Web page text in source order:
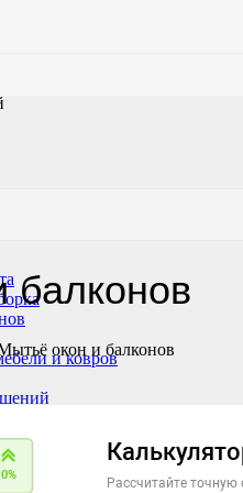
и ковров
балконов
окон и балконов